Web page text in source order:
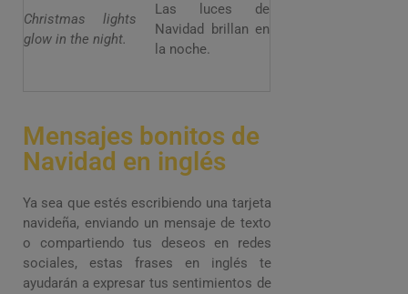
Christmas lights
glow in the night.
Las luces de
Navidad brillan en
la noche.
Mensajes bonitos de
Navidad en inglés
Ya sea que estés escribiendo una tarjeta
navideña, enviando un mensaje de texto
o compartiendo tus deseos en redes
sociales, estas frases en inglés te
ayudarán a expresar tus sentimientos de